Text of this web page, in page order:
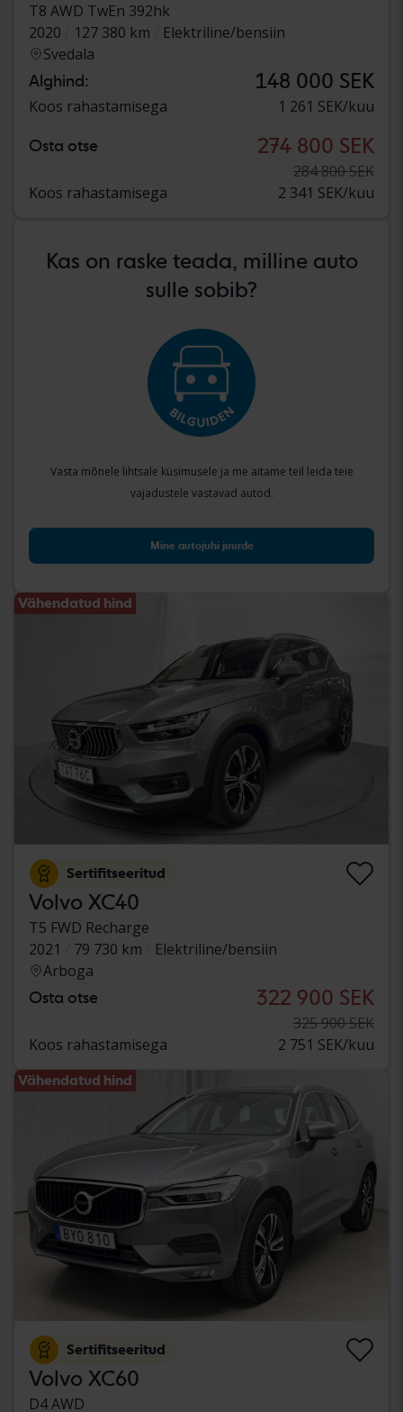
T8 AWD TwEn 392hk
2020
127 380 km
Elektriline/bensiin
Svedala
Alghind: 148 000 SEK
Koos rahastamisega 1 261 SEK/kuu
Osta otse 274 800 SEK
284 800 SEK
Koos rahastamisega
2 341 SEK/kuu
Kas on raske teada, milline auto
sulle sobib?
Vasta mõnele lihtsale küsimusele ja me aitame teil leida teie
vajadustele vastavad autod.
Mine autojuhi juurde
Vähendatud hind
Sertifitseeritud
Volvo XC40
T5 FWD Recharge
2021
79 730 km
Elektriline/bensiin
Arboga
Osta otse 322 900 SEK
325 900 SEK
Koos rahastamisega
2 751 SEK/kuu
Vähendatud hind
Sertifitseeritud
Volvo XC60
D4 AWD